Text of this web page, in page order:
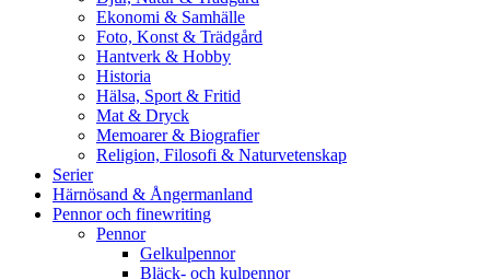
Ekonomi & Samhälle
Foto, Konst & Trädgård
Hantverk & Hobby
Historia
Hälsa, Sport & Fritid
Mat & Dryck
Memoarer & Biografier
Religion, Filosofi & Naturvetenskap
Serier
Härnösand & Ångermanland
Pennor och finewriting
Pennor
Gelkulpennor
Bläck- och kulpennor